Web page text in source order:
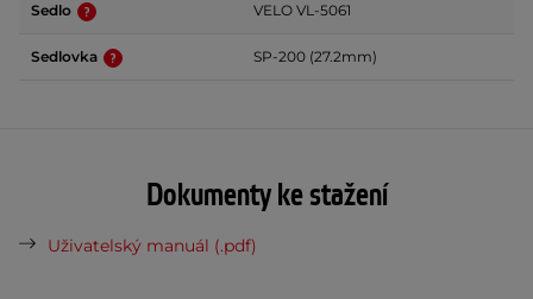
Sedlo VELO VL-5061
Sedlovka SP-200 (27.2mm)
Dokumenty ke stažení
Uživatelský manuál (.pdf)